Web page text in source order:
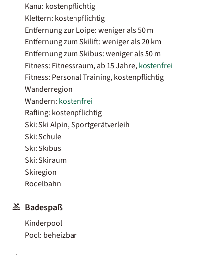
Kanu: kostenpflichtig
Klettern: kostenpflichtig
Entfernung zur Loipe: weniger als 50 m
Entfernung zum Skilift: weniger als 20 km
Entfernung zum Skibus: weniger als 50 m
Fitness: Fitnessraum, ab 15 Jahre,kostenfrei
Fitness: Personal Training, kostenpflichtig
Wanderregion
Wandern: kostenfrei
Rafting: kostenpflichtig
Ski: Ski Alpin, Sportgerätverleih
Ski: Schule
Ski: Skibus
Ski: Skiraum
Skiregion
Rodelbahn
Badespaß
Kinderpool
Pool: beheizbar